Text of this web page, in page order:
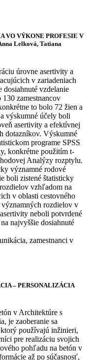
VO VÝKONE PROFESIE V
Lelková, Tatiana
úrovne asertivity a
v zariadeniach
dosiahnuté vzdelanie
zamestnancov
to bolo 72 žien a
výskumné účely boli
asertivity a efektívnej
dotazníkov. Výskumné
programe SPSS
konkrétne použitím t-
Analýzy rozptylu.
významné rodové
boli zistené štatisticky
vzhľadom na
v oblasti cestovného
významných rozdielov v
neboli potvrdené
najvyššie dosiahnuté
zamestnanci v
– PERSONALIZÁCIA
v Architektúre s
je zaoberanie sa
používajú inžinieri,
pre realizáciu svojich
pohľadu na betón v
až po súčasnosť,